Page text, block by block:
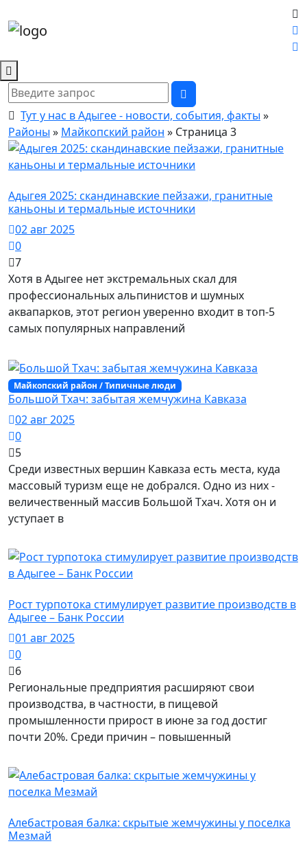
Тут у нас в Адыгее - новости, события, факты »
Районы » Майкопский район » Страница 3
Адыгея 2025: скандинавские пейзажи, гранитные
каньоны и термальные источники
02 авг 2025
0
7
Хотя в Адыгее нет экстремальных скал для
профессиональных альпинистов и шумных
аквапарков, этот регион уверенно входит в топ-5
самых популярных направлений
Майкопский район / Типичные люди
Большой Тхач: забытая жемчужина Кавказа
02 авг 2025
0
5
Среди известных вершин Кавказа есть места, куда
массовый туризм еще не добрался. Одно из них -
величественный массив Большой Тхач. Хотя он и
уступает в
Рост турпотока стимулирует развитие производств в
Адыгее – Банк России
01 авг 2025
0
6
Региональные предприятия расширяют свои
производства, в частности, в пищевой
промышленности прирост в июне за год достиг
почти 20%. Среди причин – повышенный
Алебастровая балка: скрытые жемчужины у поселка
Мезмай